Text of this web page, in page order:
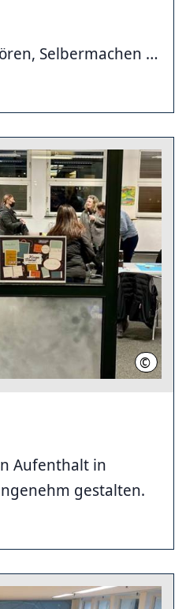
Selbermachen …
©
Aufenthalt in
gestalten.